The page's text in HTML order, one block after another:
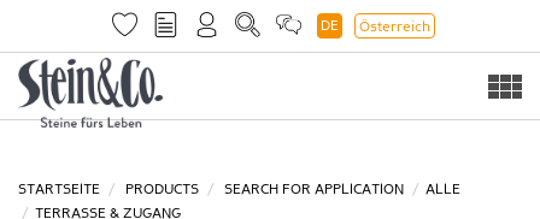
DE Österreich
STARTSEITE PRODUCTS SEARCH FOR APPLICATION
ALLE
TERRASSE & ZUGANG